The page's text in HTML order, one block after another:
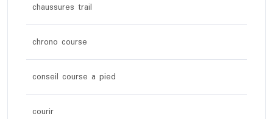
chaussures trail
chrono course
conseil course a pied
courir